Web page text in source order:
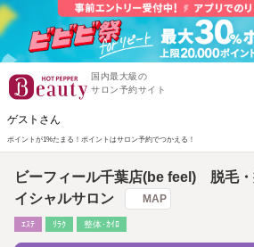
国内最大級の
サロン予約サイト
ゲストさん
ポイントが1%たまる！ ポイントはサロン予約でつかえる！
ビーフィール千葉店(be feel) 脱毛
イシャルサロン
MAP
ｴｽﾃ ﾘﾗｸ 整体･ｶｲﾛ